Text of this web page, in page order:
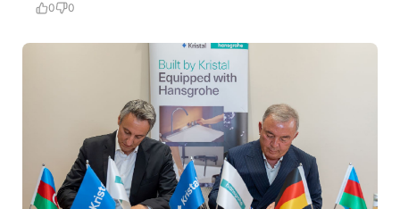
0 0